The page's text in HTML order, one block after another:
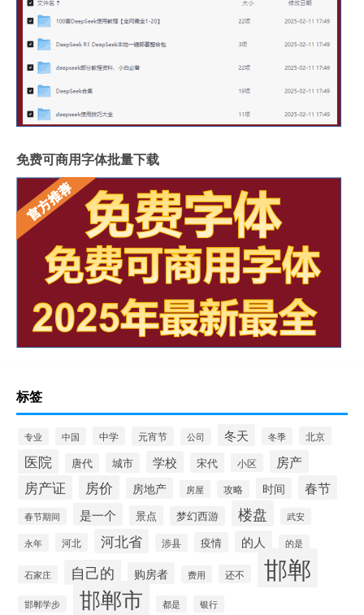
免费可商用字体批量下载
标签
专业 中国 中学 元宵节 公司 冬天 冬季 北京
医院 唐代 城市 学校 宋代 小区 房产
房产证 房价 房地产 房屋 攻略 时间 春节
春节期间 是一个 景点 梦幻西游 楼盘 武安
永年 河北 河北省 涉县 疫情 的人 的是
石家庄 自己的 购房者 费用 还不 邯郸
邯郸学步 邯郸市 都是 银行